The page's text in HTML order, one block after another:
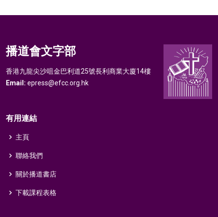
播道會文字部
香港九龍尖沙咀金巴利道25號長利商業大廈14樓
Email: epress@efcc.org.hk
有用連結
主頁
聯絡我們
關於播道書店
下載課程表格